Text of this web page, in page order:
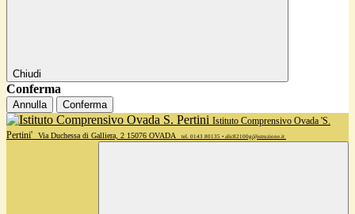
Chiudi
Conferma
Annulla Conferma
Istituto Comprensivo Ovada 'S.
Pertini'
Via Duchessa di Galliera, 2 15076 OVADA tel. 0143 80135 • alic82100g@istruzione.it